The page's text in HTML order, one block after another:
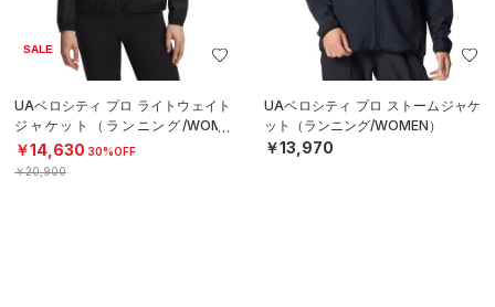
SALE
UAベロシティ プロ ライトウェイト
ジャケット（ランニング/WOME
N）
￥14,630 30%OFF
￥20,900
UAベロシティ プロ ストームジャケ
ット（ランニング/WOMEN）
￥13,970